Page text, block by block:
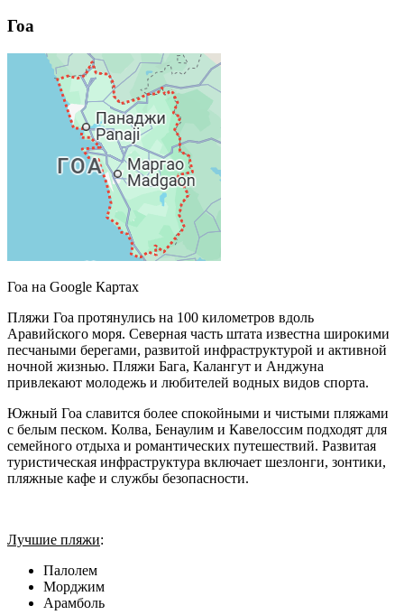
Гоа
Гоа на Google Картах
Пляжи Гоа протянулись на 100 километров вдоль
Аравийского моря. Северная часть штата известна широкими
песчаными берегами, развитой инфраструктурой и активной
ночной жизнью. Пляжи Бага, Калангут и Анджуна
привлекают молодежь и любителей водных видов спорта.
Южный Гоа славится более спокойными и чистыми пляжами
с белым песком. Колва, Бенаулим и Кавелоссим подходят для
семейного отдыха и романтических путешествий. Развитая
туристическая инфраструктура включает шезлонги, зонтики,
пляжные кафе и службы безопасности.
Лучшие пляжи:
Палолем
Морджим
Арамболь